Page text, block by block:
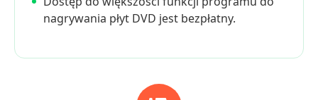
nagrywania płyt DVD jest bezpłatny.